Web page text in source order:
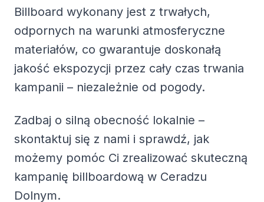
Billboard wykonany jest z trwałych,
odpornych na warunki atmosferyczne
materiałów, co gwarantuje doskonałą
jakość ekspozycji przez cały czas trwania
kampanii – niezależnie od pogody.
Zadbaj o silną obecność lokalnie –
skontaktuj się z nami i sprawdź, jak
możemy pomóc Ci zrealizować skuteczną
kampanię billboardową w Ceradzu
Dolnym.